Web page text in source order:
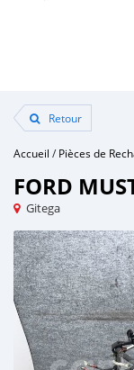
Retour
Accueil /Pièces de
FORD
Gitega